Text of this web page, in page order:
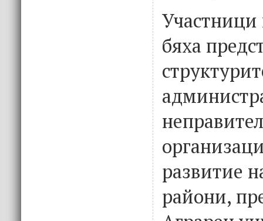
Участници
бяха
развитие
райони,